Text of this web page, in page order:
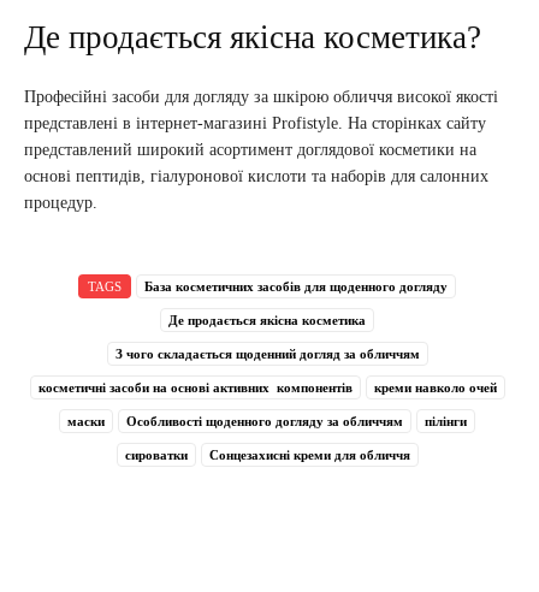
Де продається якісна косметика?
Професійні засоби для догляду за шкірою обличчя високої якості
представлені в інтернет-магазині Profistyle. На сторінках сайту
представлений широкий асортимент доглядової косметики на
основі пептидів, гіалуронової кислоти та наборів для салонних
процедур.
TAGS База косметичних засобів для щоденного догляду
Де продається якісна косметика
З чого складається щоденний догляд за обличчям
косметичні засоби на основі активних компонентів креми навколо очей
маски Особливості щоденного догляду за обличчям пілінги
сироватки Сонцезахисні креми для обличчя